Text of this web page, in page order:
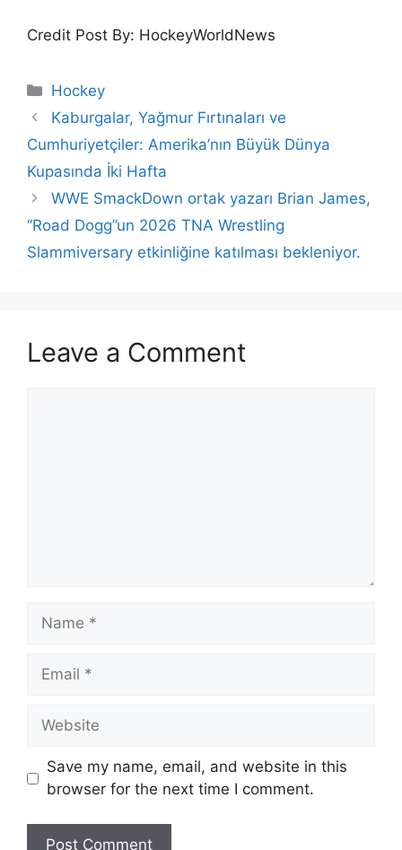
Credit Post By: HockeyWorldNews
Categories
Hockey
Kaburgalar, Yağmur Fırtınaları ve
Cumhuriyetçiler: Amerika’nın Büyük Dünya
Kupasında İki Hafta
WWE SmackDown ortak yazarı Brian James,
“Road Dogg”un 2026 TNA Wrestling
Slammiversary etkinliğine katılması bekleniyor.
Leave a Comment
Name
Email
Website
Save my name, email, and website in this
browser for the next time I comment.